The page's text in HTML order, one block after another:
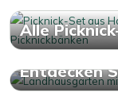
Alle
Entdecken